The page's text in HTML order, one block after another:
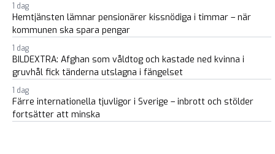
1 dag
Hemtjänsten lämnar pensionärer kissnödiga i timmar – när
kommunen ska spara pengar
1 dag
BILDEXTRA: Afghan som våldtog och kastade ned kvinna i
gruvhål fick tänderna utslagna i fängelset
1 dag
Färre internationella tjuvligor i Sverige – inbrott och stölder
fortsätter att minska